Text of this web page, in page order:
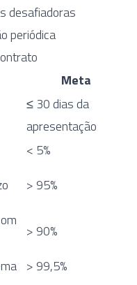
desafiadoras
periódica
Meta
≤ 30 dias da
apresentação
< 5%
> 95%
> 90%
> 99,5%